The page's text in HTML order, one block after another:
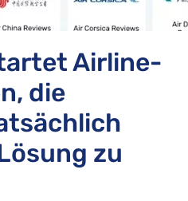
Airline-
die
zu